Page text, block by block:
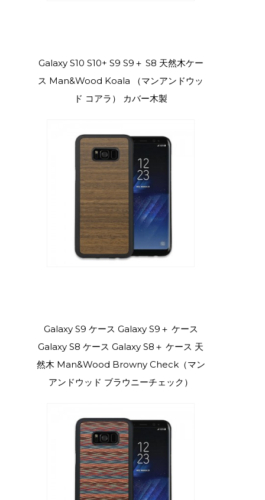
Galaxy S10 S10+ S9 S9＋ S8 天然木ケー
ス Man&Wood Koala （マンアンドウッ
ド コアラ） カバー木製
Galaxy S9 ケース Galaxy S9＋ ケース
Galaxy S8 ケース Galaxy S8＋ ケース 天
然木 Man&Wood Browny Check（マン
アンドウッド ブラウニーチェック）